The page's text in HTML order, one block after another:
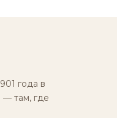
года в
— там, где